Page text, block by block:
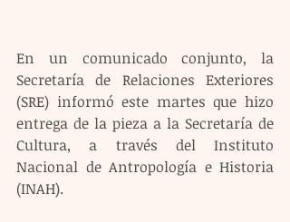
En un comunicado conjunto, la
Secretaría de Relaciones Exteriores
(SRE) informó este martes que hizo
entrega de la pieza a la Secretaría de
Cultura, a través del Instituto
Nacional de Antropología e Historia
(INAH).